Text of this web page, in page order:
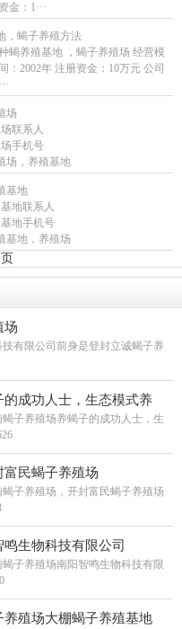
金：1···
，蝎子养殖方法
蝎养殖基地 ，蝎子养殖场 经营模
：2002年 注册资金：10万元 公司
场
联系人
手机号
场，养殖基地
基地
地联系人
地手机号
基地，养殖场
场
技有限公司前身是登封立诚蝎子养
成功人士，生态模式养
蝎子养殖场养蝎子的成功人士，生
民蝎子养殖场
蝎子养殖场，开封富民蝎子养殖场
生物科技有限公司
蝎子养殖场南阳智鸣生物科技有限
殖场大棚蝎子养殖基地